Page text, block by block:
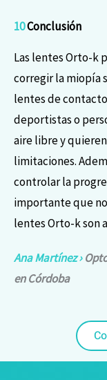
10Conclusión
Las lentes Orto-k
corregir la miopía
lentes de
deportistas o
aire libre y
limitaciones.
controlar la
importante que
lentes Orto-k son
Ana Martínez ›
en Córdoba